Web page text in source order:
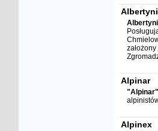
Albertyni
Albertyni
Alpinar
"Alpinar"
Alpinex